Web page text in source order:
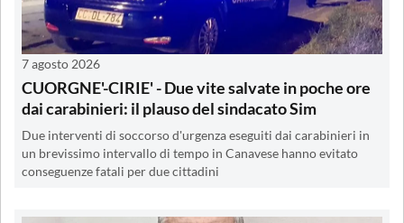
7 agosto 2026
CUORGNE'-CIRIE' - Due vite salvate in poche ore
dai carabinieri: il plauso del sindacato Sim
Due interventi di soccorso d'urgenza eseguiti dai carabinieri in
un brevissimo intervallo di tempo in Canavese hanno evitato
conseguenze fatali per due cittadini